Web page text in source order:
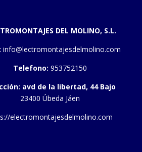
DEL MOLINO, S.L.
info@lectromontajesdelmolino.com
Telefono: 953752150
avd de la libertad, 44 Bajo
23400 Úbeda Jáen
electromontajesdelmolino.com